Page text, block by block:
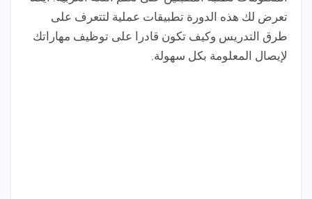
تعرض لك هذه الدورة تطبيقات عملية لتتعرف على
طرق التدريس وكيف تكون قادرا على توظيف مهاراتك
لإيصال المعلومة بكل سهولة.